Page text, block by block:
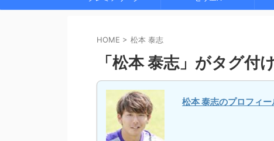
HOME > 松本 泰志
「松本 泰志」がタグ付
松本 泰志のプロフィ